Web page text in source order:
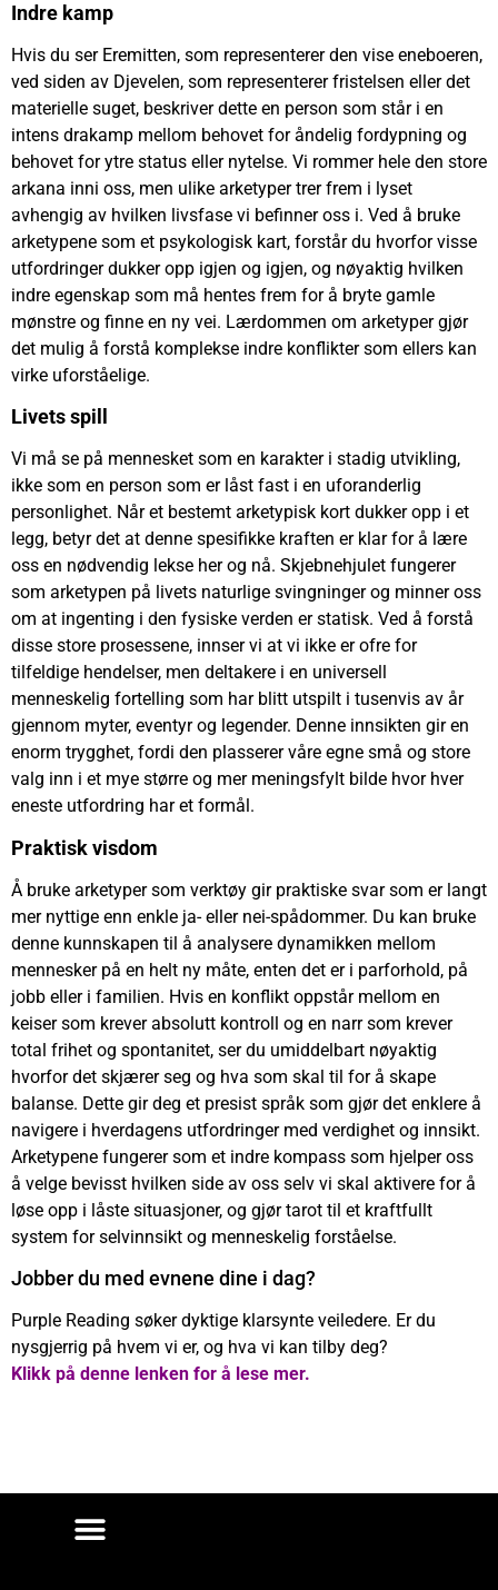
Indre kamp
Hvis du ser Eremitten, som representerer den vise eneboeren,
ved siden av Djevelen, som representerer fristelsen eller det
materielle suget, beskriver dette en person som står i en
intens drakamp mellom behovet for åndelig fordypning og
behovet for ytre status eller nytelse. Vi rommer hele den store
arkana inni oss, men ulike arketyper trer frem i lyset
avhengig av hvilken livsfase vi befinner oss i. Ved å bruke
arketypene som et psykologisk kart, forstår du hvorfor visse
utfordringer dukker opp igjen og igjen, og nøyaktig hvilken
indre egenskap som må hentes frem for å bryte gamle
mønstre og finne en ny vei. Lærdommen om arketyper gjør
det mulig å forstå komplekse indre konflikter som ellers kan
virke uforståelige.
Livets spill
Vi må se på mennesket som en karakter i stadig utvikling,
ikke som en person som er låst fast i en uforanderlig
personlighet. Når et bestemt arketypisk kort dukker opp i et
legg, betyr det at denne spesifikke kraften er klar for å lære
oss en nødvendig lekse her og nå. Skjebnehjulet fungerer
som arketypen på livets naturlige svingninger og minner oss
om at ingenting i den fysiske verden er statisk. Ved å forstå
disse store prosessene, innser vi at vi ikke er ofre for
tilfeldige hendelser, men deltakere i en universell
menneskelig fortelling som har blitt utspilt i tusenvis av år
gjennom myter, eventyr og legender. Denne innsikten gir en
enorm trygghet, fordi den plasserer våre egne små og store
valg inn i et mye større og mer meningsfylt bilde hvor hver
eneste utfordring har et formål.
Praktisk visdom
Å bruke arketyper som verktøy gir praktiske svar som er langt
mer nyttige enn enkle ja- eller nei-spådommer. Du kan bruke
denne kunnskapen til å analysere dynamikken mellom
mennesker på en helt ny måte, enten det er i parforhold, på
jobb eller i familien. Hvis en konflikt oppstår mellom en
keiser som krever absolutt kontroll og en narr som krever
total frihet og spontanitet, ser du umiddelbart nøyaktig
hvorfor det skjærer seg og hva som skal til for å skape
balanse. Dette gir deg et presist språk som gjør det enklere å
navigere i hverdagens utfordringer med verdighet og innsikt.
Arketypene fungerer som et indre kompass som hjelper oss
å velge bevisst hvilken side av oss selv vi skal aktivere for å
løse opp i låste situasjoner, og gjør tarot til et kraftfullt
system for selvinnsikt og menneskelig forståelse.
Jobber du med evnene dine i dag?
Purple Reading søker dyktige klarsynte veiledere. Er du
nysgjerrig på hvem vi er, og hva vi kan tilby deg?
Klikk på denne lenken for å lese mer.